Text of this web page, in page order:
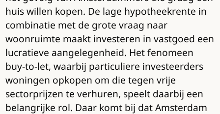
huis willen kopen. De lage hypotheekrente in
combinatie met de grote vraag naar
woonruimte maakt investeren in vastgoed een
lucratieve aangelegenheid. Het fenomeen
buy-to-let, waarbij particuliere investeerders
woningen opkopen om die tegen vrije
sectorprijzen te verhuren, speelt daarbij een
belangrijke rol. Daar komt bij dat Amsterdam